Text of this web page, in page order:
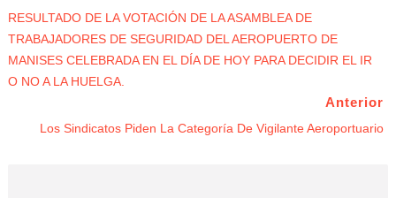
RESULTADO DE LA VOTACIÓN DE LA ASAMBLEA DE
TRABAJADORES DE SEGURIDAD DEL AEROPUERTO DE
MANISES CELEBRADA EN EL DÍA DE HOY PARA DECIDIR EL IR
O NO A LA HUELGA.
Anterior
Los Sindicatos Piden La Categoría De Vigilante Aeroportuario